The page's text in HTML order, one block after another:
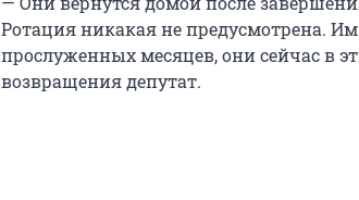
Ротация никакая не предусмотрена.
прослуженных месяцев, они сейчас в
возвращения депутат.